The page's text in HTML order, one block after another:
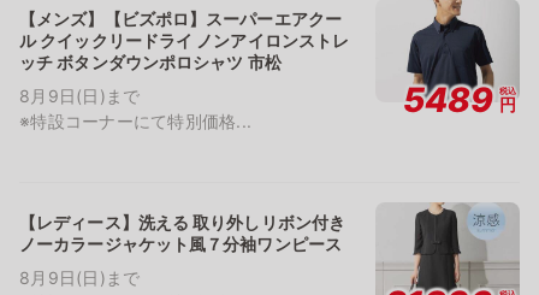
【メンズ】【ビズポロ】スーパーエアクー
ル クイックリードライ ノンアイロンストレ
ッチ ボタンダウンポロシャツ 市松
8月9日(日)まで
※特設コーナーにて特別価格...
5489 税込
円
【レディース】洗える 取り外しリボン付き
ノーカラージャケット風７分袖ワンピース
8月9日(日)まで